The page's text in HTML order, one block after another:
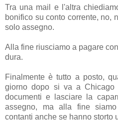
Tra una mail e l'altra
bonifico su conto corrente, no,
solo assegno.
Alla fine riusciamo a pagare
dura.
Finalmente è tutto a posto,
giorno dopo si va a
documenti e lasciare la
assegno, ma alla fine
contanti anche se hanno storto